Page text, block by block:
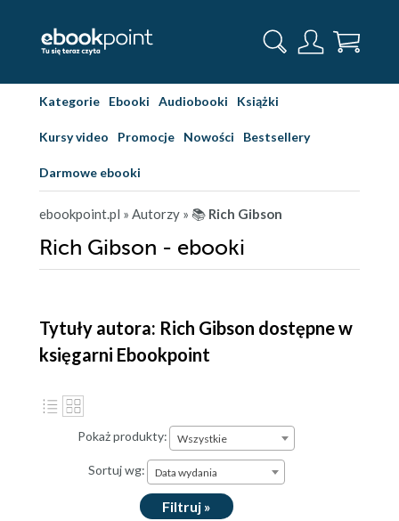
Kategorie Ebooki Audiobooki Książki
Kursy video Promocje Nowości Bestsellery
Darmowe ebooki
ebookpoint.pl » Autorzy » 📚 Rich Gibson
Rich Gibson - ebooki
Tytuły autora: Rich Gibson dostępne w
księgarni Ebookpoint
Pokaż produkty: Wszystkie
Sortuj wg: Data wydania
Filtruj »